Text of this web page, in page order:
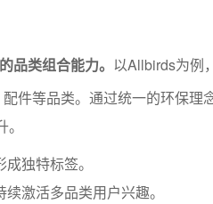
类组合能力。 以Allbirds为例
件等品类。通过统一的环保理
独特标签。
激活多品类用户兴趣。